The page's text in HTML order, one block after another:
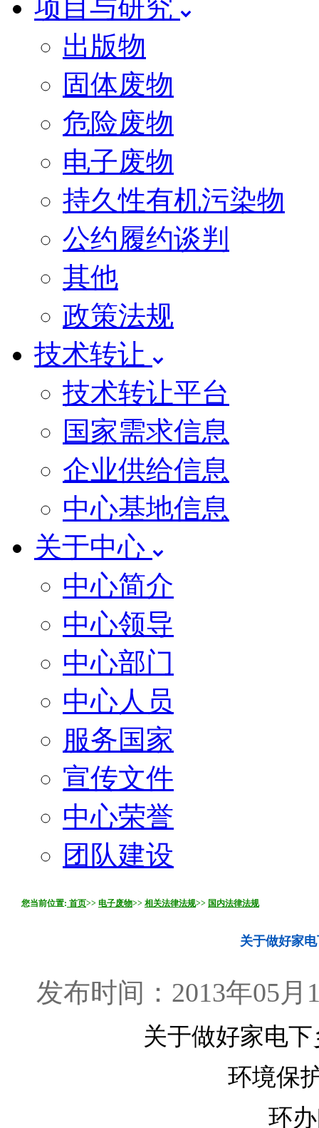
项目与研究
出版物
固体废物
危险废物
电子废物
持久性有机污染物
公约履约谈判
其他
政策法规
技术转让
技术转让平台
国家需求信息
企业供给信息
中心基地信息
关于中心
中心简介
中心领导
中心部门
中心人员
服务国家
宣传文件
中心荣誉
团队建设
您当前位置: 首页>> 电子废物>> 相关法律法规>> 国内法律法规
关于做好家
发布时间：2013年05
关于做好家电
环境保
环